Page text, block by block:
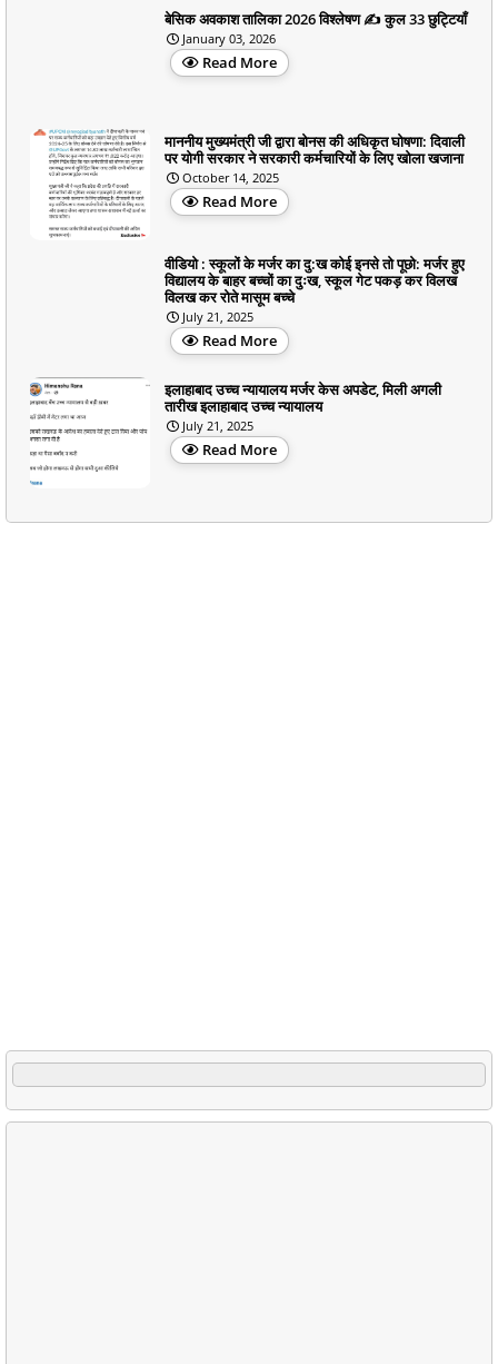
बेसिक अवकाश तालिका 2026 विश्लेषण ✍️ कुल 33 छुट्टियाँ
January 03, 2026
Read More
माननीय मुख्यमंत्री जी द्वारा बोनस की अधिकृत घोषणा: दिवाली
पर योगी सरकार ने सरकारी कर्मचारियों के लिए खोला खजाना
October 14, 2025
Read More
वीडियो : स्कूलों के मर्जर का दु:ख कोई इनसे तो पूछो: मर्जर हुए
विद्यालय के बाहर बच्चों का दुःख, स्कूल गेट पकड़ कर विलख
विलख कर रोते मासूम बच्चे
July 21, 2025
Read More
इलाहाबाद उच्च न्यायालय मर्जर केस अपडेट, मिली अगली
तारीख इलाहाबाद उच्च न्यायालय
July 21, 2025
Read More